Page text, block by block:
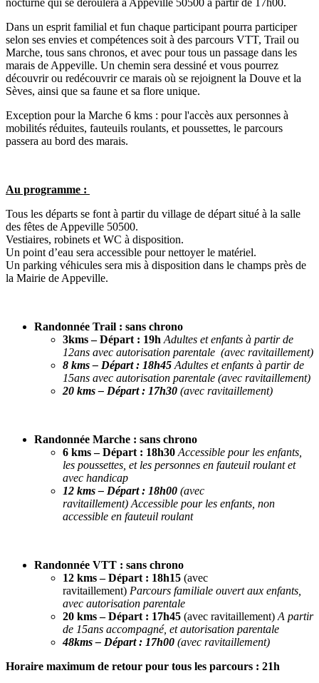
Dans un esprit familial et fun chaque participant pourra participer
selon ses envies et compétences soit à des parcours VTT, Trail ou
Marche, tous sans chronos, et avec pour tous un passage dans les
marais de Appeville. Un chemin sera dessiné et vous pourrez
découvrir ou redécouvrir ce marais où se rejoignent la Douve et la
Sèves, ainsi que sa faune et sa flore unique.
Exception pour la Marche 6 kms : pour l'accès aux personnes à
mobilités réduites, fauteuils roulants, et poussettes, le parcours
passera au bord des marais.
Au programme :
Tous les départs se font à partir du village de départ situé à la salle
des fêtes de Appeville 50500.
Vestiaires, robinets et WC à disposition.
Un point d’eau sera accessible pour nettoyer le matériel.
Un parking véhicules sera mis à disposition dans le champs près de
la Mairie de Appeville.
Randonnée Trail : sans chrono
3kms– Départ : 19h Adultes et enfants à partir de
12ans avec autorisation parentale (avec ravitaillement)
8 kms– Départ : 18h45 Adultes et enfants à partir de
15ans avec autorisation parentale (avec ravitaillement)
20 kms– Départ : 17h30 (avec ravitaillement)
Randonnée Marche : sans chrono
6 kms– Départ : 18h30 Accessible pour les enfants,
les poussettes, et les personnes en fauteuil roulant et
avec handicap
12 kms– Départ : 18h00 (avec
ravitaillement) Accessible pour les enfants, non
accessible en fauteuil roulant
Randonnée VTT : sans chrono
12 kms– Départ : 18h15 (avec
ravitaillement) Parcours familiale ouvert aux enfants,
avec autorisation parentale
20 kms– Départ : 17h45 (avec ravitaillement) A partir
de 15ans accompagné, et autorisation parentale
48kms– Départ : 17h00 (avec ravitaillement)
Horaire maximum de retour pour tous les parcours : 21h